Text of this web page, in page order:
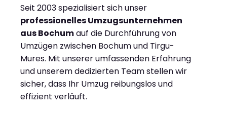
Seit 2003 spezialisiert sich unser
professionelles Umzugsunternehmen
aus Bochumauf die Durchführung von
Umzügen zwischen Bochum und Tirgu-
Mures. Mit unserer umfassenden Erfahrung
und unserem dedizierten Team stellen wir
sicher, dass Ihr Umzug reibungslos und
effizient verläuft.